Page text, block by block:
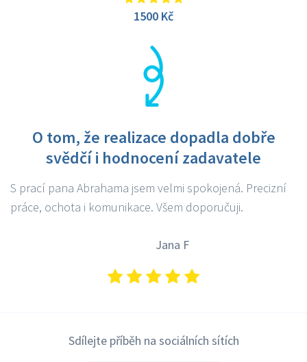
1500 Kč
O tom, že realizace dopadla dobře
svědčí i hodnocení zadavatele
S prací pana Abrahama jsem velmi spokojená. Precizní
práce, ochota i komunikace. Všem doporučuji.
Jana F
Sdílejte příběh na sociálních sítích